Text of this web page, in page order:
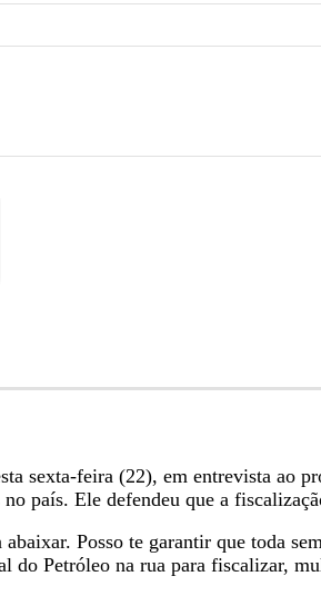
sexta-feira (22), em entrevista ao
país. Ele defendeu que a
Posso te garantir que toda
Petróleo na rua para fiscalizar,